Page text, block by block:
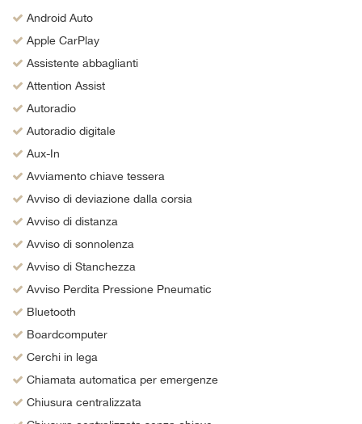
Android Auto
Apple CarPlay
Assistente abbaglianti
Attention Assist
Autoradio
Autoradio digitale
Aux-In
Avviamento chiave tessera
Avviso di deviazione dalla corsia
Avviso di distanza
Avviso di sonnolenza
Avviso di Stanchezza
Avviso Perdita Pressione Pneumatic
Bluetooth
Boardcomputer
Cerchi in lega
Chiamata automatica per emergenze
Chiusura centralizzata